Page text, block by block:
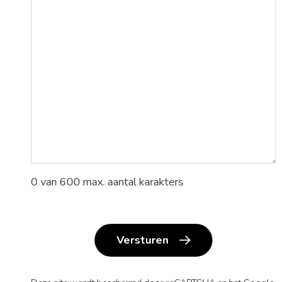
0 van 600 max. aantal karakters
Versturen